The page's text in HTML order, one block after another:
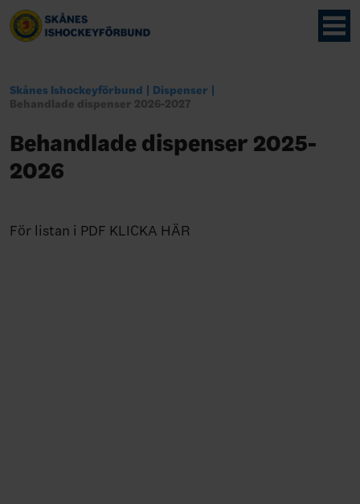
Skånes Ishockeyförbund
Dispenser
Behandlade dispenser 2026-2027
Behandlade dispenser 2025-
2026
För listan i PDF KLICKA HÄR